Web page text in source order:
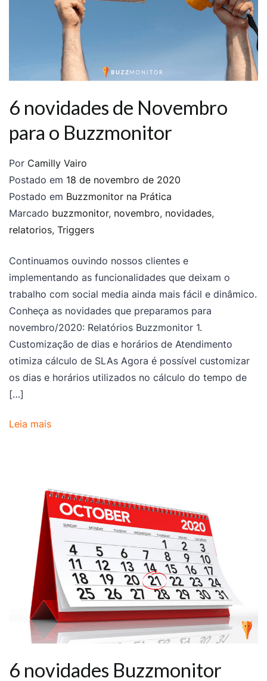
6 novidades de Novembro
para o Buzzmonitor
Por Camilly Vairo
Postado em 18 de novembro de 2020
Postado em Buzzmonitor na Prática
Marcado buzzmonitor, novembro, novidades,
relatorios, Triggers
Continuamos ouvindo nossos clientes e
implementando as funcionalidades que deixam o
trabalho com social media ainda mais fácil e dinâmico.
Conheça as novidades que preparamos para
novembro/2020: Relatórios Buzzmonitor 1.
Customização de dias e horários de Atendimento
otimiza cálculo de SLAs Agora é possível customizar
os dias e horários utilizados no cálculo do tempo de
[…]
Leia mais
6 novidades Buzzmonitor